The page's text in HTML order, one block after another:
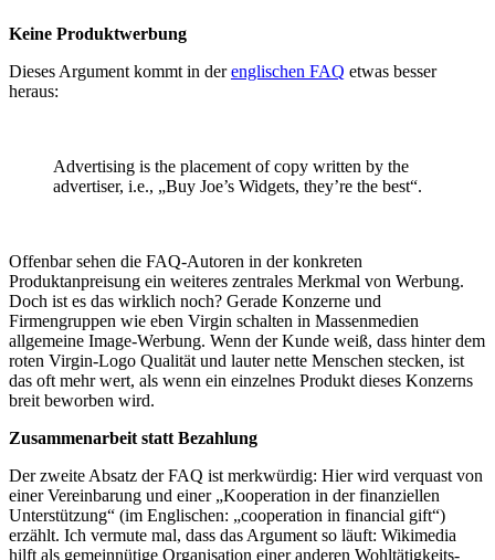
Keine Produktwerbung
Dieses Argument kommt in derenglischen FAQ etwas besser
heraus:
Advertising is the placement of copy written by the
advertiser, i.e., „Buy Joe’s Widgets, they’re the best“.
Offenbar sehen die FAQ-Autoren in der konkreten
Produktanpreisung ein weiteres zentrales Merkmal von Werbung.
Doch ist es das wirklich noch? Gerade Konzerne und
Firmengruppen wie eben Virgin schalten in Massenmedien
allgemeine Image-Werbung. Wenn der Kunde weiß, dass hinter dem
roten Virgin-Logo Qualität und lauter nette Menschen stecken, ist
das oft mehr wert, als wenn ein einzelnes Produkt dieses Konzerns
breit beworben wird.
Zusammenarbeit statt Bezahlung
Der zweite Absatz der FAQ ist merkwürdig: Hier wird verquast von
einer Vereinbarung und einer „Kooperation in der finanziellen
Unterstützung“ (im Englischen: „cooperation in financial gift“)
erzählt. Ich vermute mal, dass das Argument so läuft: Wikimedia
hilft als gemeinnütige Organisation einer anderen Wohltätigkeits-